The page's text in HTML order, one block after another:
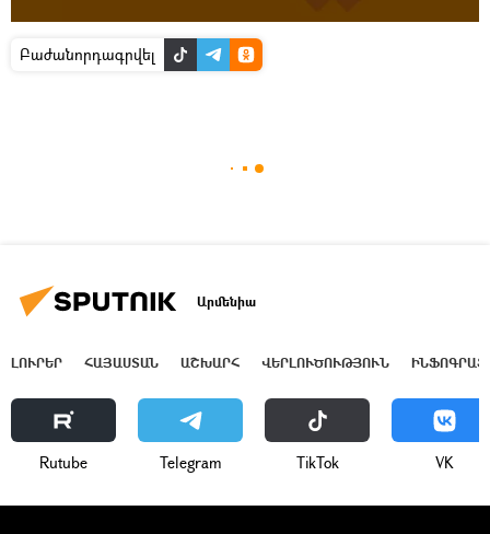
Բաժանորդագրվել
Արմենիա
ԼՈՒՐԵՐ ՀԱՅԱՍՏԱՆ ԱՇԽԱՐՀ ՎԵՐԼՈՒԾՈՒԹՅՈՒՆ
Rutube Telegram ТikТоk VK